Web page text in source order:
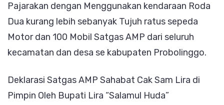
Pajarakan dengan Menggunakan kendaraan Roda
Dua kurang lebih sebanyak Tujuh ratus sepeda
Motor dan 100 Mobil Satgas AMP dari seluruh
kecamatan dan desa se kabupaten Probolinggo.
Deklarasi Satgas AMP Sahabat Cak Sam Lira di
Pimpin Oleh Bupati Lira “Salamul Huda”